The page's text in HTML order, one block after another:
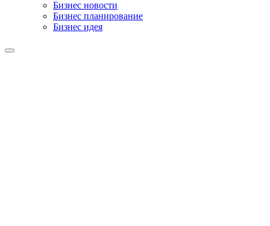
Бизнес новости
Бизнес планирование
Бизнес идея